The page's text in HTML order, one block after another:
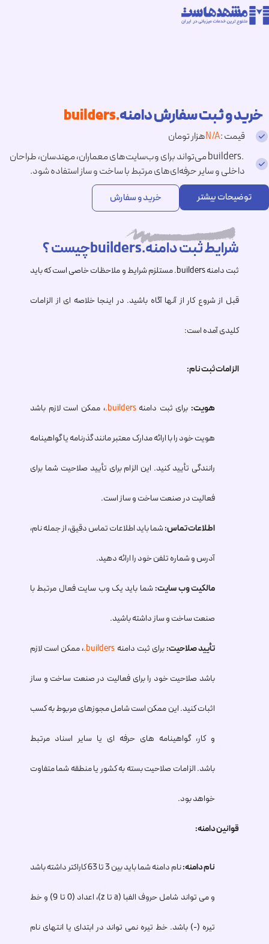
خرید و ثبت سفارش دامنه.builders
قیمت :N/Aهزار تومان
.builders می‌تواند برای وب‌سایت‌های معماران، مهندسان، طراحان
داخلی و سایر حرفه‌ای‌های مرتبط با ساخت و ساز استفاده شود.
توضیحات بیشتر خرید و سفارش
شرایط ثبت دامنه.buildersچیست ؟
ثبت دامنه.buildersمستلزم شرایط و ملاحظات خاصی است که باید
قبل از شروع کار از آنها آگاه باشید. در اینجا خلاصه ای از الزامات
کلیدی آمده است:
الزامات ثبت نام:
هویت: برای ثبت دامنه.builders، ممکن است لازم باشد
هویت خود را با ارائه مدارک معتبر مانند گذرنامه یا گواهینامه
رانندگی تأیید کنید. این الزام برای تأیید صلاحیت شما برای
فعالیت در صنعت ساخت و ساز است.
اطلاعات تماس:شما باید اطلاعات تماس دقیق، از جمله نام،
آدرس و شماره تلفن خود را ارائه دهید.
مالکیت وب سایت: شما باید یک وب سایت فعال مرتبط با
صنعت ساخت و ساز داشته باشید.
تأیید صلاحیت:برای ثبت دامنه .builders، ممکن است لازم
باشد صلاحیت خود را برای فعالیت در صنعت ساخت و ساز
اثبات کنید. این ممکن است شامل مجوزهای مربوط به کسب
و کار، گواهینامه های حرفه ای یا سایر اسناد مرتبط
باشد. الزامات صلاحیت بسته به کشور یا منطقه شما متفاوت
خواهد بود.
قوانین دامنه:
نام دامنه: نام دامنه شما باید بین 3 تا 63 کاراکتر داشته باشد
و می تواند شامل حروف الفبا (a تا z)، اعداد (0 تا 9) و خط
تیره (-) باشد. خط تیره نمی تواند در ابتدای یا انتهای نام